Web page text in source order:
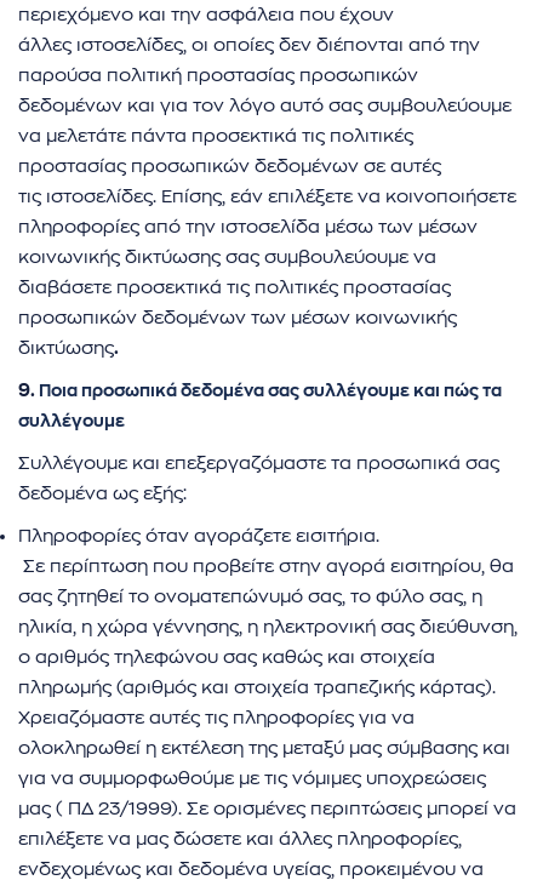
περιεχόμενο και την ασφάλεια που έχουν
άλλες ιστοσελίδες, οι οποίες δεν διέπονται από την
παρούσα πολιτική προστασίας προσωπικών
δεδομένων και για τον λόγο αυτό σας συμβουλεύουμε
να μελετάτε πάντα προσεκτικά τις πολιτικές
προστασίας προσωπικών δεδομένων σε αυτές
τις ιστοσελίδες. Επίσης, εάν επιλέξετε να κοινοποιήσετε
πληροφορίες από την ιστοσελίδα μέσω των μέσων
κοινωνικής δικτύωσης σας συμβουλεύουμε να
διαβάσετε προσεκτικά τις πολιτικές προστασίας
προσωπικών δεδομένων των μέσων κοινωνικής
δικτύωσης.
9. Ποια προσωπικά δεδομένα σας συλλέγουμε και πώς τα
συλλέγουμε
Συλλέγουμε και επεξεργαζόμαστε τα προσωπικά σας
δεδομένα ως εξής:
Πληροφορίες όταν αγοράζετε εισιτήρια.
Σε περίπτωση που προβείτε στην αγορά εισιτηρίου, θα
σας ζητηθεί το ονοματεπώνυμό σας, το φύλο σας, η
ηλικία, η χώρα γέννησης, η ηλεκτρονική σας διεύθυνση,
ο αριθμός τηλεφώνου σας καθώς και στοιχεία
πληρωμής (αριθμός και στοιχεία τραπεζικής κάρτας).
Χρειαζόμαστε αυτές τις πληροφορίες για να
ολοκληρωθεί η εκτέλεση της μεταξύ μας σύμβασης και
για να συμμορφωθούμε με τις νόμιμες υποχρεώσεις
μας ( ΠΔ 23/1999). Σε ορισμένες περιπτώσεις μπορεί να
επιλέξετε να μας δώσετε και άλλες πληροφορίες,
ενδεχομένως και δεδομένα υγείας, προκειμένου να